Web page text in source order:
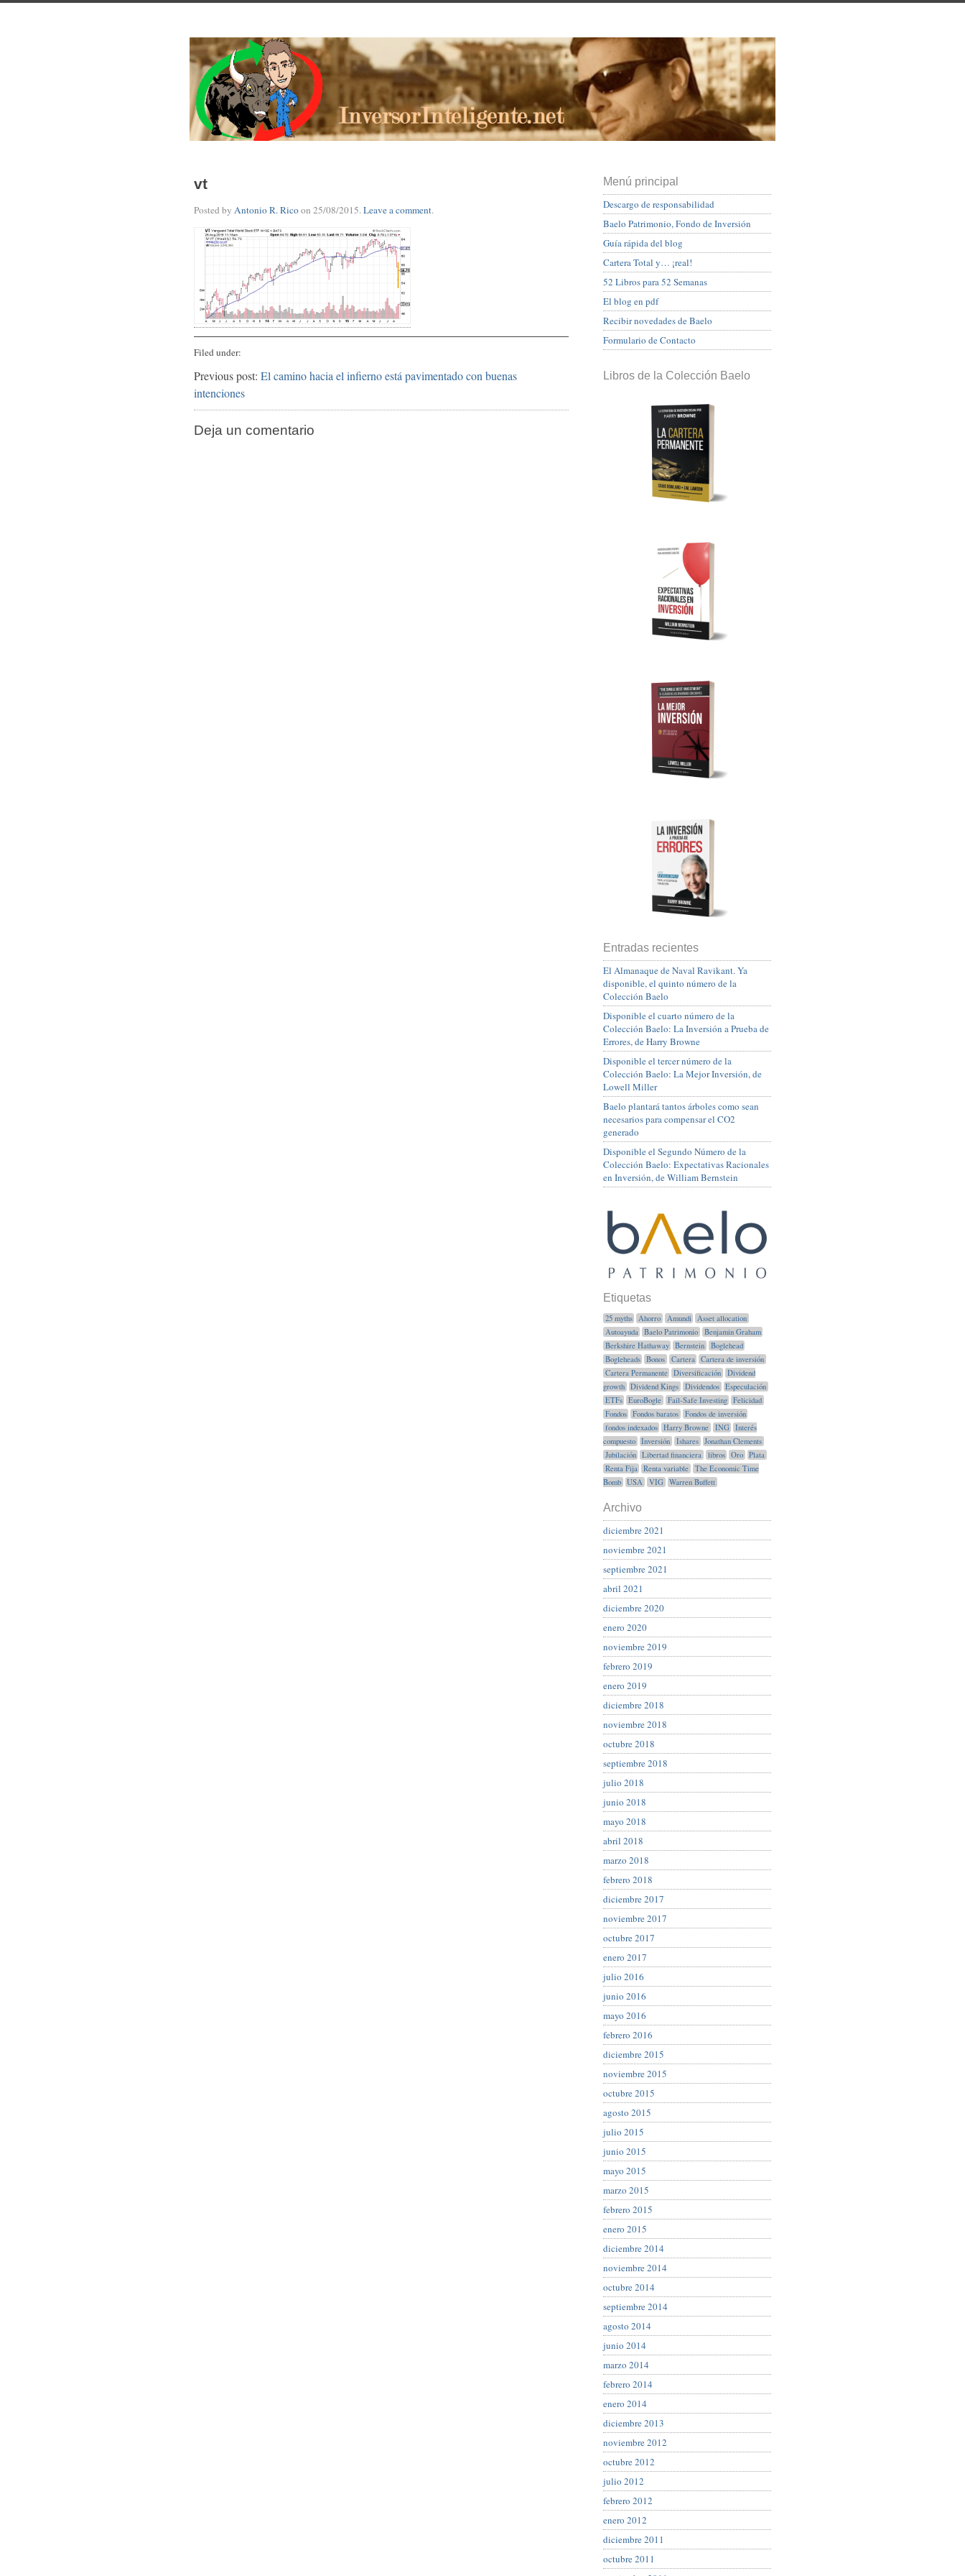
vt
Posted by Antonio R. Ricoon 25/08/2015.Leave a comment.
Filed under:
Previous post: El camino hacia el infierno está pavimentado con buenas
intenciones
Deja un comentario
Menú principal
Descargo de responsabilidad
Baelo Patrimonio, Fondo de Inversión
Guía rápida del blog
Cartera Total y… ¡real!
52 Libros para 52 Semanas
El blog en pdf
Recibir novedades de Baelo
Formulario de Contacto
Libros de la Colección Baelo
Entradas recientes
El Almanaque de Naval Ravikant. Ya
disponible, el quinto número de la
Colección Baelo
Disponible el cuarto número de la
Colección Baelo: La Inversión a Prueba de
Errores, de Harry Browne
Disponible el tercer número de la
Colección Baelo: La Mejor Inversión, de
Lowell Miller
Baelo plantará tantos árboles como sean
necesarios para compensar el CO2
generado
Disponible el Segundo Número de la
Colección Baelo: Expectativas Racionales
en Inversión, de William Bernstein
Etiquetas
25 myths Ahorro Amundi
Asset allocation
Autoayuda
Baelo Patrimonio
Benjamin Graham
Berkshire Hathaway
Bernstein
Boglehead
Bogleheads
Bonos Cartera
Cartera de inversión
Cartera Permanente
Diversificación
Dividend
growth
Dividend Kings Dividendos
Especulación
ETFs
EuroBogle Fail-Safe Investing
Felicidad
Fondos
Fondos baratos
Fondos de inversión
fondos indexados
Harry Browne ING
Interés
compuesto
Inversión Ishares
Jonathan Clements
Jubilación
Libertad financiera libros Oro
Plata
Renta Fija
Renta variable
The Economic Time
Bomb
USA VIG Warren Buffett
Archivo
diciembre 2021
noviembre 2021
septiembre 2021
abril 2021
diciembre 2020
enero 2020
noviembre 2019
febrero 2019
enero 2019
diciembre 2018
noviembre 2018
octubre 2018
septiembre 2018
julio 2018
junio 2018
mayo 2018
abril 2018
marzo 2018
febrero 2018
diciembre 2017
noviembre 2017
octubre 2017
enero 2017
julio 2016
junio 2016
mayo 2016
febrero 2016
diciembre 2015
noviembre 2015
octubre 2015
agosto 2015
julio 2015
junio 2015
mayo 2015
marzo 2015
febrero 2015
enero 2015
diciembre 2014
noviembre 2014
octubre 2014
septiembre 2014
agosto 2014
junio 2014
marzo 2014
febrero 2014
enero 2014
diciembre 2013
noviembre 2012
octubre 2012
julio 2012
febrero 2012
enero 2012
diciembre 2011
octubre 2011